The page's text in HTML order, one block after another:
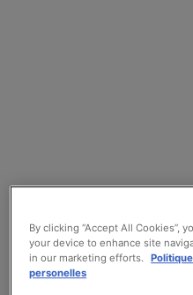
By clicking “Accept All Cookies”,
your device to enhance site
in our marketing efforts.
personelles